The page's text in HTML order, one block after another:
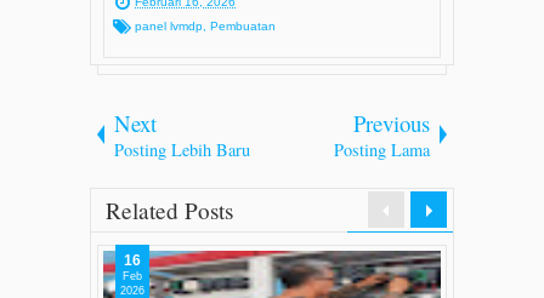
panel lvmdp Pembuatan
Next
Posting Lebih Baru
Previous
Posting Lama
Related Posts
16
Feb
2026